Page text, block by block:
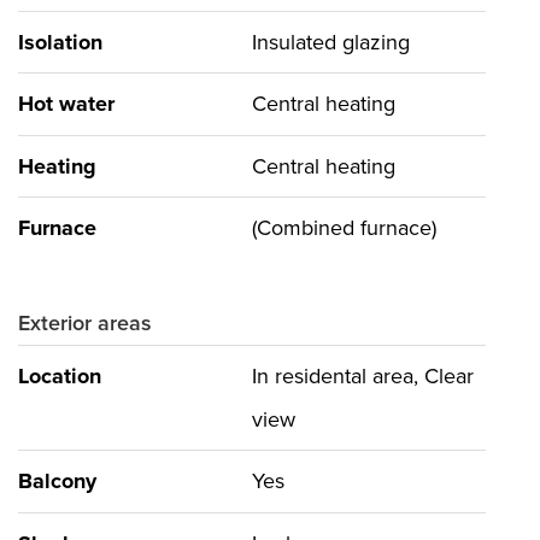
overlegging zal uw aanvraag helaas niet verder
worden behandeld.
• Jaarloon
• Vakantiegeld
• 13e maand
P.S. Woning wordt niet verhuurd aan studenten.
Luxueus 4 kamer 2 laags top appartement op een
schitterende centrale locatie, gunstig gelegen nabij
de Internationale School, badplaats Kijkduin met zee,
Isolation Insulated glazing
Hot water Central heating
Heating Central heating
Furnace (Combined furnace)
Exterior areas
Location
In residental area, Clear
view
Balcony Yes